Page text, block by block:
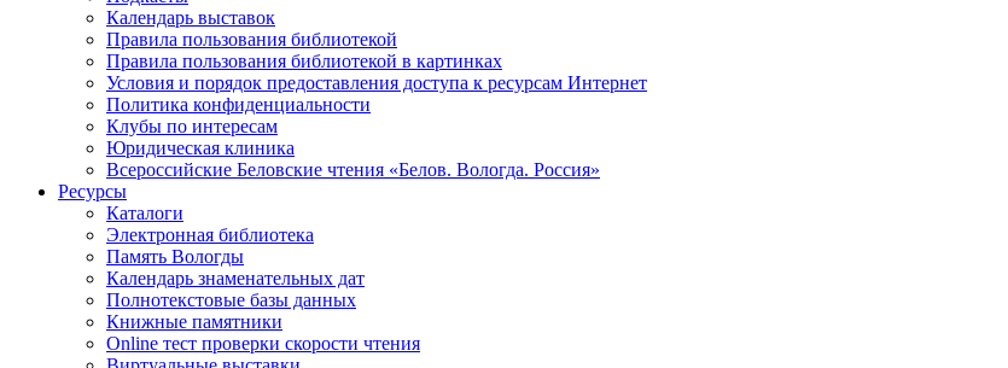
Календарь выставок
Правила пользования библиотекой
Правила пользования библиотекой в картинках
Условия и порядок предоставления доступа к ресурсам Интернет
Политика конфиденциальности
Клубы по интересам
Юридическая клиника
Всероссийские Беловские чтения «Белов. Вологда. Россия»
Ресурсы
Каталоги
Электронная библиотека
Память Вологды
Календарь знаменательных дат
Полнотекстовые базы данных
Книжные памятники
Online тест проверки скорости чтения